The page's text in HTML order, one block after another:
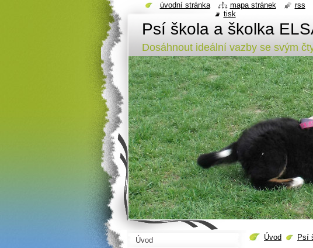
Psí škola a školka
Dosáhnout ideální vazby se svým
Úvod Psí
Úvod
úvodní stránka mapa stránek
rss
tisk